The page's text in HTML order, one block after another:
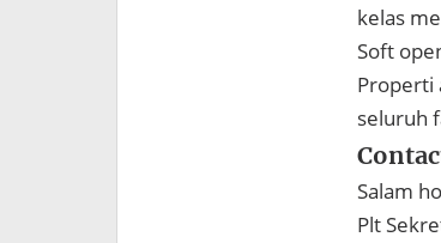
kelas
Soft
Properti
seluruh
Salam
Plt